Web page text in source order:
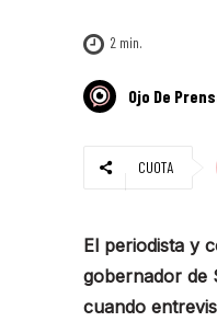
2 min.
Ojo De
CUOTA
El periodista y
gobernador de
cuando